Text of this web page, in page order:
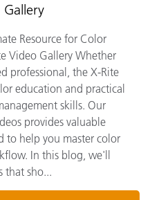
Resource for Color
Video Gallery Whether
professional, the X-Rite
education and practical
skills. Our
provides valuable
to help you master color
In this blog, we'll
that sho...